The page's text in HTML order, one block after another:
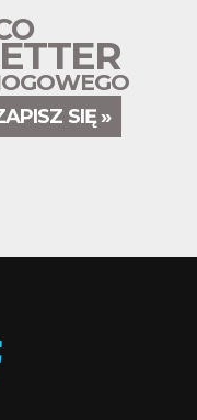
SIĘ »